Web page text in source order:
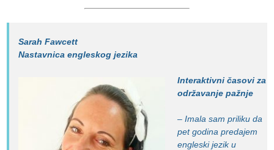
Sarah Fawcett
Nastavnica engleskog jezika
Interaktivni časovi za
održavanje pažnje
– Imala sam priliku da
pet godina predajem
engleski jezik u